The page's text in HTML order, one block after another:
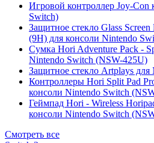
Игровой контроллер Joy-
Switch)
Защитное стекло Glass
(9H) для консоли Nintendo
Сумка Hori Adventure Pack -
Nintendo Switch (NSW-425U)
Защитное стекло Artplays для
Контроллеры Hori Split Pad
консоли Nintendo Switch
Геймпад Hori - Wireless
консоли Nintendo Switch
Смотреть все